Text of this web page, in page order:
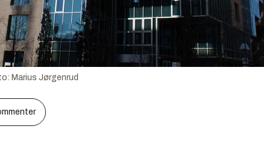
Marius Jørgenrud